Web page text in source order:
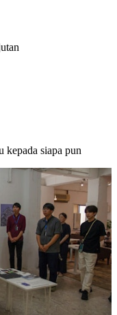
kepada siapa pun